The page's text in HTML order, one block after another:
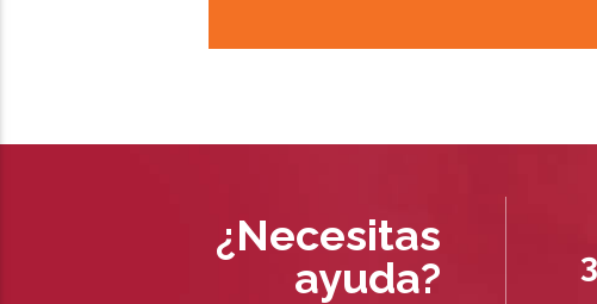
¿Necesitas
ayuda?